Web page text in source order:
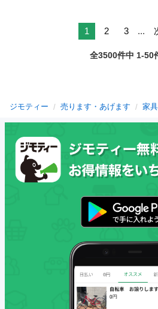
1 2 3 ...
全3500件中 1-50
ジモティー 売ります・あげます 家具